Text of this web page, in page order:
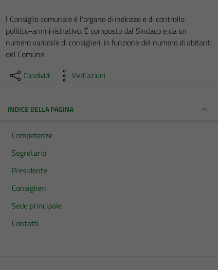
l Consiglio comunale è l'organo di indirizzo e di controllo
politico-amministrativo. È composto dal Sindaco e da un
numero variabile di consiglieri, in funzione del numero di abitanti
del Comune.
Condividi Vedi azioni
INDICE DELLA PAGINA
Competenze
Segretario
Presidente
Consiglieri
Sede principale
Contatti